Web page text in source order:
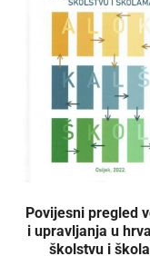
Povijesni pregled
i upravljanja u
školstvu i